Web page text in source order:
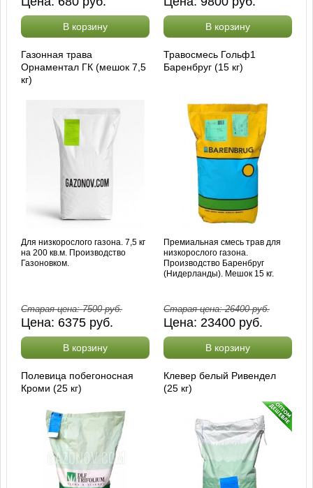
В корзину В корзину
Газонная трава
Орнаментал ГК (мешок 7,5
кг)
Для низкорослого газона. 7,5 кг
на 200 кв.м. Производство
Газоновком.
Старая цена:7500руб.
Цена: 6375 руб.
В корзину
Травосмесь Гольф1
Баренбруг (15 кг)
Премиальная смесь трав для
низкорослого газона.
Производство Баренбруг
(Нидерланды). Мешок 15 кг.
Старая цена:26400руб.
Цена: 23400 руб.
В корзину
Полевица побегоносная
Кроми (25 кг)
Клевер белый Ривендел
(25 кг)